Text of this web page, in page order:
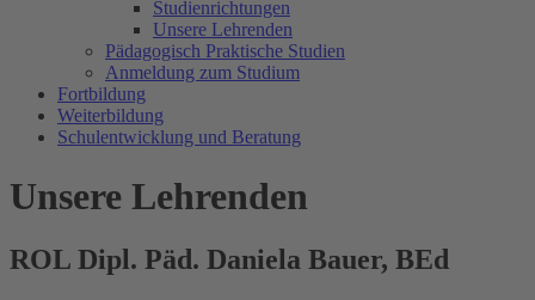
Studienrichtungen
Unsere Lehrenden
Pädagogisch Praktische Studien
Anmeldung zum Studium
Fortbildung
Weiterbildung
Schulentwicklung und Beratung
Unsere Lehrenden
ROL Dipl. Päd. Daniela Bauer, BEd